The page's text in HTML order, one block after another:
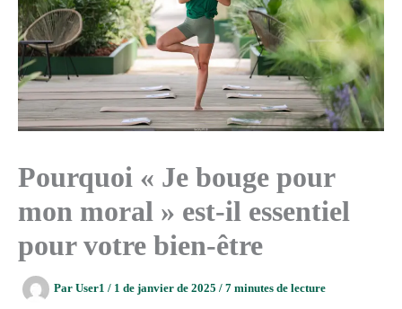
Pourquoi « Je bouge pour
mon moral » est-il essentiel
pour votre bien-être
Par User1 / 1 de janvier de 2025 / 7 minutes de lecture